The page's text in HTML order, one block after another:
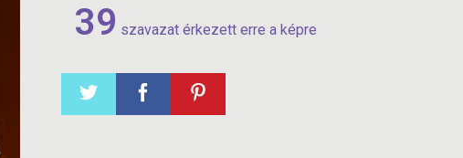
39 szavazat érkezett erre a képre